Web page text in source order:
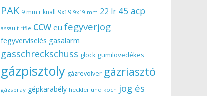
PAK 9 mm r knall 9x19 9x19 mm 22 lr 45 acp
assault rifle ccw eu fegyverjog
fegyverviselés gasalarm
gasschreckschuss glock gumilövedékes
gázpisztoly gázrevolver gázriasztó
gázspray gépkarabély heckler und koch jog és